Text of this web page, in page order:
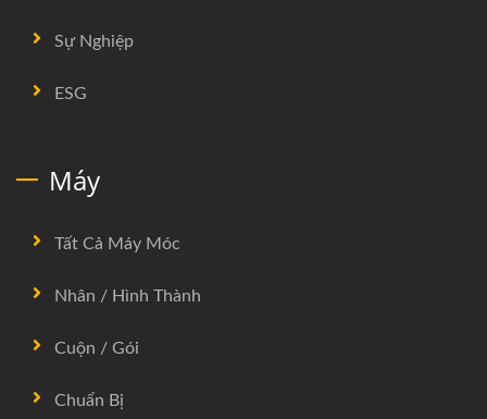
Sự Nghiệp
ESG
Máy
Tất Cả Máy Móc
Nhân / Hình Thành
Cuộn / Gói
Chuẩn Bị